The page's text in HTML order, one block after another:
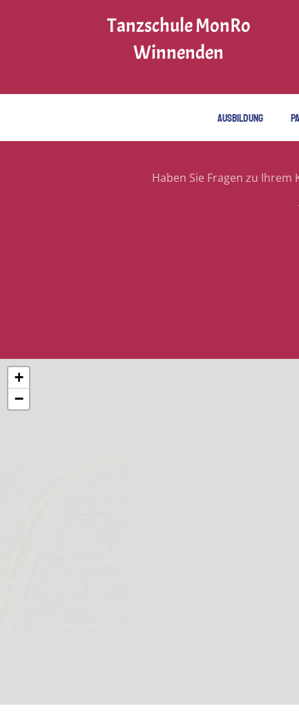
Tanzschule MonRo
Winnenden
AUSBILDUNG
Haben Sie Fragen zu
+
−